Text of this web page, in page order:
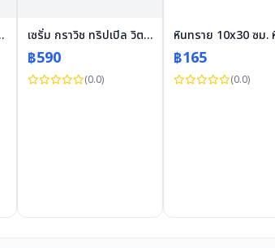
นธุ์ใหญ่ 15 กก. เซรั่ม กราวิช ทริปเปิล วิตามิน ซี บูสเตอร์ เซรั่ม 30 มล.
฿590
(0.0)
฿165
(0.0)